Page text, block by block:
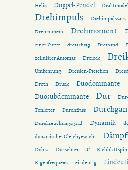
Helix
Doppel-Pendel
Drehimpuls Drehimpulssatz
Drehmiment
Drehmoment
einer Kurve
dreiachsig Dreiband
zellulärer Automat
Dreieck
Umkehrung
Dresden-Pieschen
Droth
Druck
Duodominante
Duosubdominante
Dur
Tonleiter
Durchfluss
Durchseuchungsgrad Dynamik
dynamisches Gleichgewicht
Döbra
Dönschten e
Eigenfrequenz
eindeutig